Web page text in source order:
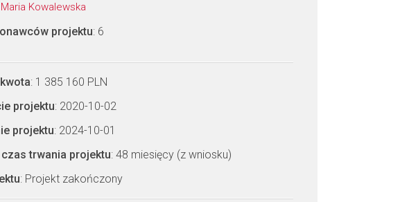
Kowalewska
projektu: 6
: 1 385 160 PLN
projektu: 2020-10-02
projektu: 2024-10-01
trwania projektu: 48 miesięcy (z wniosku)
: Projekt zakończony